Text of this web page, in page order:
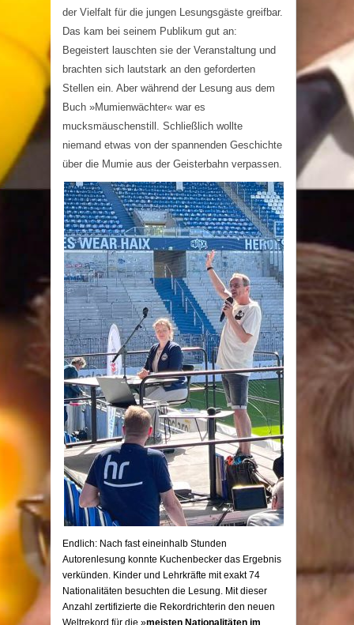
der Vielfalt für die jungen Lesungsgäste greifbar.
Das kam bei seinem Publikum gut an:
Begeistert lauschten sie der Veranstaltung und
brachten sich lautstark an den geforderten
Stellen ein. Aber während der Lesung aus dem
Buch »Mumienwächter« war es
mucksmäuschenstill. Schließlich wollte
niemand etwas von der spannenden Geschichte
über die Mumie aus der Geisterbahn verpassen.
Endlich: Nach fast eineinhalb Stunden
Autorenlesung konnte Kuchenbecker das Ergebnis
verkünden. Kinder und Lehrkräfte mit exakt 74
Nationalitäten besuchten die Lesung. Mit dieser
Anzahl zertifizierte die Rekordrichterin den neuen
Weltrekord für die »meisten Nationalitäten im